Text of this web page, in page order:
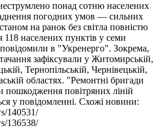
понад сотню населених
погодних умов — сильних
на ранок без світла повністю
118 населених пунктів у семи
в "Укренерго". Зокрема,
зафіксували у Житомирській,
Тернопільській, Чернівецькій,
областях. "Ремонтні бригади
пошкодження повітряних ліній
у повідомленні. Схожі новини:
140531/
136538/